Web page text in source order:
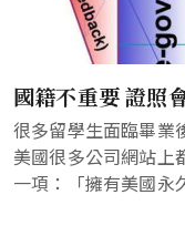
國籍不重要 證照
很多留學生面臨畢業
美國很多公司網站上
一項：「擁有美國永